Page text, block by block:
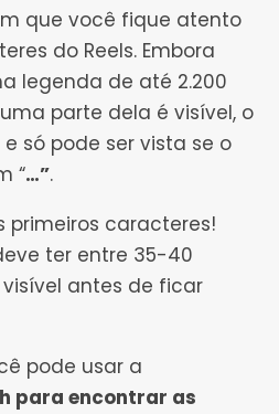
que você fique atento
do Reels. Embora
legenda de até 2.200
parte dela é visível, o
só pode ser vista se o
“…”.
primeiros caracteres!
ter entre 35-40
antes de ficar
pode usar a
para encontrar as